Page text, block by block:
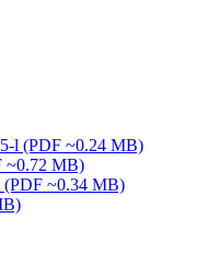
l (PDF ~0.24 MB)
~0.72 MB)
(PDF ~0.34 MB)